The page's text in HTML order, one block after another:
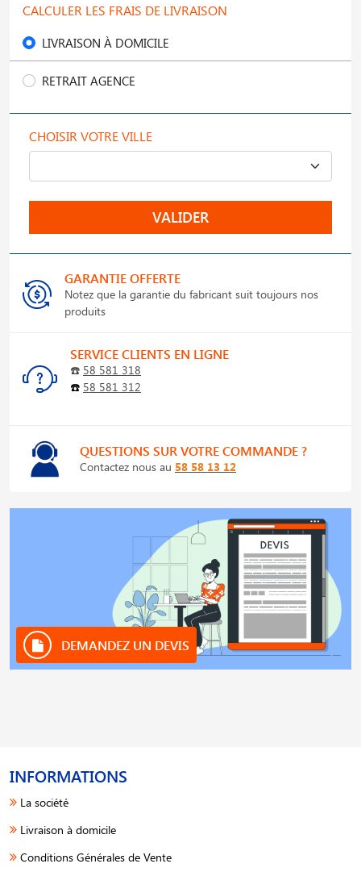
CALCULER LES FRAIS DE LIVRAISON
LIVRAISON À DOMICILE
RETRAIT AGENCE
CHOISIR VOTRE VILLE
VALIDER
GARANTIE OFFERTE
Notez que la garantie du fabricant suit toujours nos
produits
SERVICE CLIENTS EN LIGNE
☎️ 58 581 318
☎️ 58 581 312
QUESTIONS SUR VOTRE COMMANDE ?
Contactez nous au 58 58 13 12
DEMANDEZ UN DEVIS
INFORMATIONS
La société
Livraison à domicile
Conditions Générales de Vente